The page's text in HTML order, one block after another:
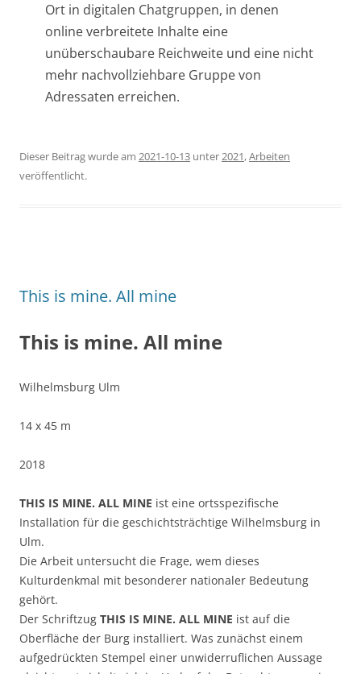
Ort in digitalen Chatgruppen, in denen
online verbreitete Inhalte eine
unüberschaubare Reichweite und eine nicht
mehr nachvollziehbare Gruppe von
Adressaten erreichen.
Dieser Beitrag wurde am 2021-10-13 unter2021,Arbeiten
veröffentlicht.
This is mine. All mine
This is mine. All mine
Wilhelmsburg Ulm
14 x 45 m
2018
THIS IS MINE. ALL MINE ist eine ortsspezifische
Installation für die geschichtsträchtige Wilhelmsburg in
Ulm.
Die Arbeit untersucht die Frage, wem dieses
Kulturdenkmal mit besonderer nationaler Bedeutung
gehört.
Der Schriftzug THIS IS MINE. ALL MINE ist auf die
Oberfläche der Burg installiert. Was zunächst einem
aufgedrückten Stempel einer unwiderruflichen Aussage